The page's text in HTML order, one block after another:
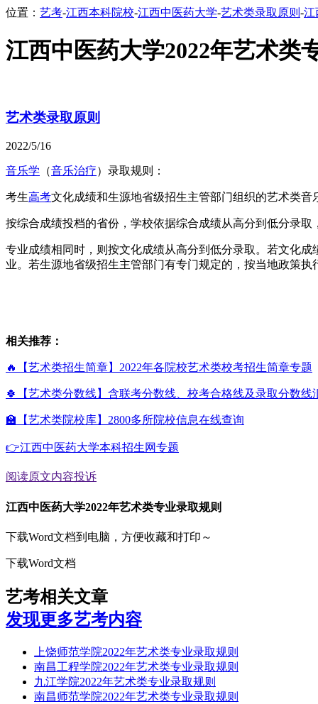
位置： 艺考-江西本科院校-江西中医药大学-艺术类录取原则 -江
江西中医药大学2022年艺术类
艺术类录取原则
2022/5/16
音乐学 （音乐治疗）录取规则：
考生高考文化成绩和生源地省级招生主管部门组织的艺术类
按综合成绩投档的省份，学校依据综合成绩从高分到低分录
专业成绩相同时，则按文化成绩从高分到低分录取。若文化
业。若生源地省级招生主管部门有专门规定的，按当地政策执
相关推荐：
🔥【艺术类招生简章】2022年各院校艺术类校考招生简章专题
🍀【艺术类分数线】含联考分数线、校考合格线及录取分数线
🏫【艺术类院校库】2800多所院校信息在线查询
👉江西中医药大学本科招生网专题
阅读原文内容投诉
江西中医药大学2022年艺术类专业录取规则
下载Word文档到电脑，方便收藏和打印～
下载Word文档
艺考相关文章
发现更多艺考内容
上饶师范学院2022年艺术类专业录取规则
南昌工程学院2022年艺术类专业录取规则
九江学院2022年艺术类专业录取规则
南昌师范学院2022年艺术类专业录取规则